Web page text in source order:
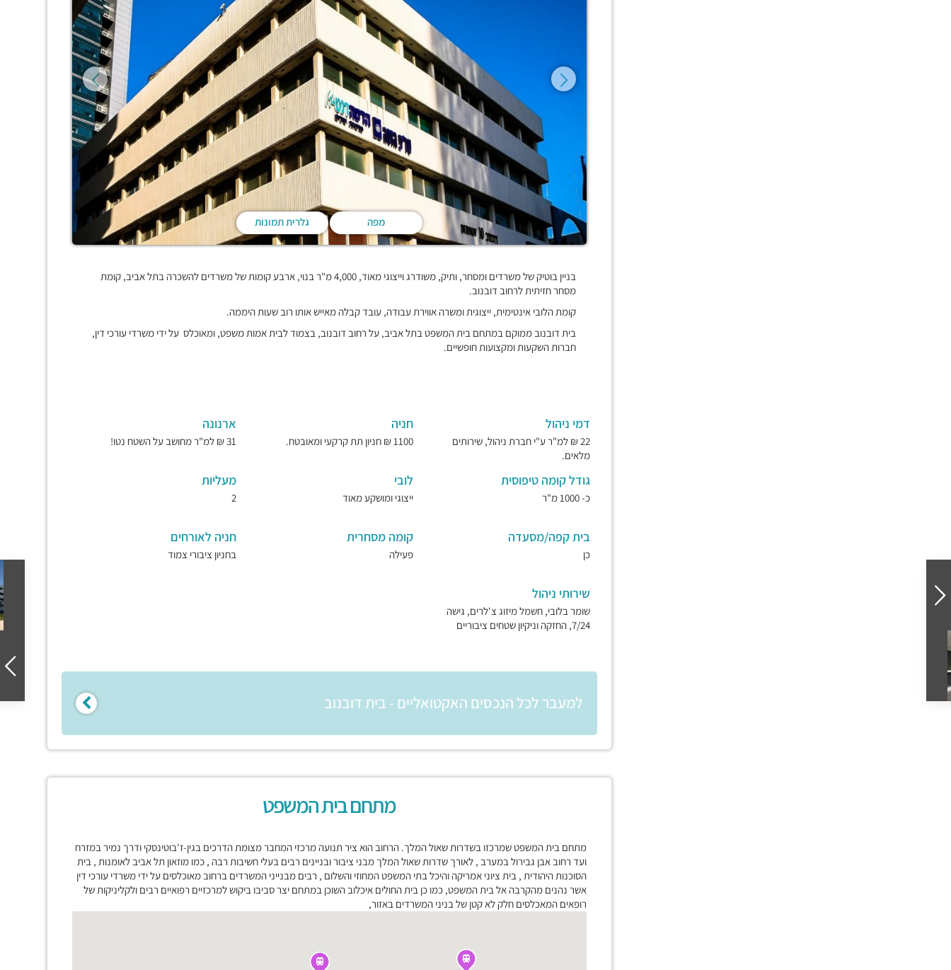
מפה גלרית תמונות
בניין בוטיק של משרדים ומסחר, ותיק, משודרג וייצוגי מאוד, 4,000 מ"ר בנוי, ארבע קומות של משרדים להשכרה בתל אביב, קומת
מסחר חזיתית לרחוב דובנוב.
קומת הלובי אינטימית, ייצוגית ומשרה אווירת עבודה, עובד קבלה מאייש אותו רוב שעות היממה.
בית דובנוב ממוקם במתחם בית המשפט בתל אביב, על רחוב דובנוב, בצמוד לבית אמות משפט, ומאוכלס על ידי משרדי עורכי דין,
חברות השקעות ומקצועות חופשיים.
דמי ניהול
22 ₪ למ"ר ע"י חברת ניהול, שירותים
מלאים.
חניה
1100 ₪ חניון תת קרקעי ומאובטח.
ארנונה
31 ₪ למ"ר מחושב על השטח נטו!
גודל קומה טיפוסית
כ- 1000 מ"ר
לובי
ייצוגי ומושקע מאוד
מעליות
2
בית קפה/מסעדה
כן
קומה מסחרית
פעילה
חניה לאורחים
בחניון ציבורי צמוד
שירותי ניהול
שומר בלובי, חשמל מיזוג צ'לרים, גישה
7/24, החזקה וניקיון שטחים ציבוריים
למעבר לכל הנכסים האקטואליים - בית דובנוב
מתחם בית המשפט
מתחם בית המשפט שמרכזו בשדרות שאול המלך. הרחוב הוא ציר תנועה מרכזי המחבר מצומת הדרכים בגין-ז'בוטינסקי ודרך נמיר במזרח
ועד רחוב אבן גבירול במערב , לאורך שדרות שאול המלך מבני ציבור ובניינים רבים בעלי חשיבות רבה , כמו מוזאון תל אביב לאומנות , בית
הסוכנות היהודית , בית ציוני אמריקה והיכל בתי המשפט המחוזי והשלום , רבים מבנייני המשרדים ברחוב מאוכלסים על ידי משרדי עורכי דין
אשר נהנים מהקרבה אל בית המשפט, כמו כן בית החולים איכלוב השוכן במתחם יצר סביבו ביקוש למרכזיים רפואיים רבים ולקליניקות של
רופאים המאכלסים חלק לא קטן של בניני המשרדים באזור,